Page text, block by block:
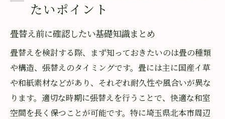
たいポイント
畳替え前に確認したい基礎知識まとめ
畳替えを検討する際、まず知っておきたいのは畳の種類
や構造、張替えのタイミングです。畳には主に国産イ草
や和紙素材などがあり、それぞれ耐久性や風合いが異な
ります。適切な時期に張替えを行うことで、快適な和室
空間を長く保つことが可能です。特に埼玉県北本市周辺